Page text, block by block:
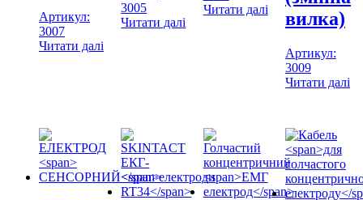
Артикул:
3007
Читати далі
3005
Читати далі
Читати далі
вилка)
Артикул:
3009
Читати далі